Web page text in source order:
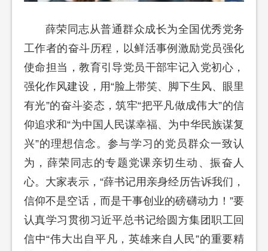
薛荣同志从普通群众成长为全国优秀党务
工作者的奋斗历程，以鲜活事例激励党员强化
使命担当，教育引导党员干部牢记入党初心，
强化作风建设，用“脸上带笑、脚下生风、眼里
有光”的奋斗姿态，筑牢“把平凡做成伟大”的信
仰追求和“为中国人民谋幸福、为中华民族谋复
兴”的理想信念。参与学习的党员群众一致认
为，薛荣同志的专题党课亲切生动、振奋人
心。大家表示，“薛书记用亲身经历告诉我们，
信仰不是空话，而是干事创业的磅礴动力！”要
认真学习贯彻习近平总书记给圆方集团职工回
信中“伟大出自平凡，英雄来自人民”的重要精